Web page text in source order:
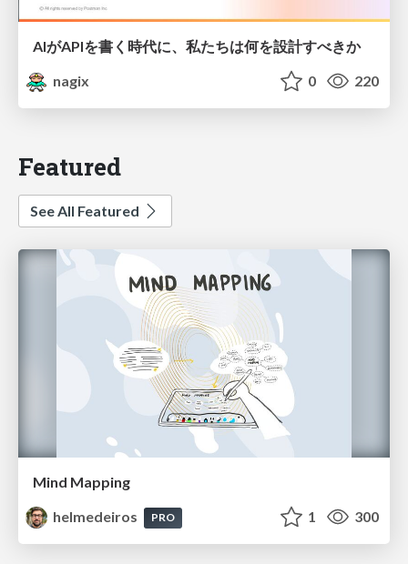
AIがAPIを書く時代に、私たちは何を設計すべきか
nagix
0 220
Featured
See All Featured
Mind Mapping
helmedeiros
PRO 1 300